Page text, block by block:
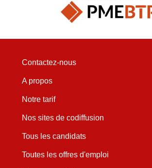
Contactez-nous
A propos
Notre tarif
Nos sites de codiffusion
Tous les candidats
Toutes les offres d'emploi